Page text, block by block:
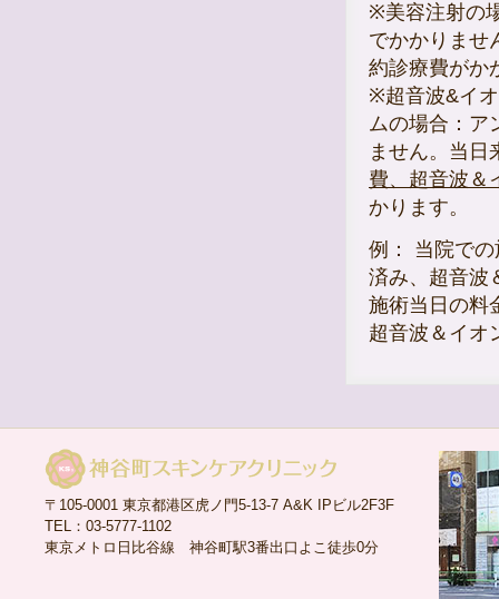
※美容注射の
でかかりませ
約診療費がか
※超音波&イ
ムの場合：ア
ません。当日
費、超音波＆
かります。
例： 当院で
済み、超音波
施術当日の料
超音波＆イオ
〒105-0001 東京都港区虎ノ門5-13-7 A&K IPビル2F3F
TEL：03-5777-1102
東京メトロ日比谷線 神谷町駅3番出口よこ徒歩0分